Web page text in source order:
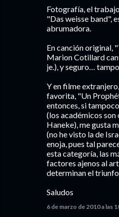
Fotografía, el
"Das weisse band",
abrumadora.
En canción original,
Marion Cotillard
je.), y seguro…
Y en filme
favorita, "Un
entonces, si
(los académicos son
Haneke), me gusta
(no he visto la de
enoja, pues tal
esta categoría, las
factores ajenos al
determinan el
Saludos
6 de marzo de 2010 a las